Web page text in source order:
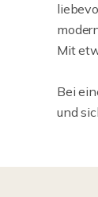
Mit
Bei
und